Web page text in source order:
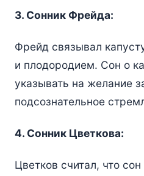
3. Сонник Фрейда:
Фрейд связывал
и плодородием. Сон о
указывать на желание
подсознательное
4. Сонник Цветкова:
Цветков считал, что